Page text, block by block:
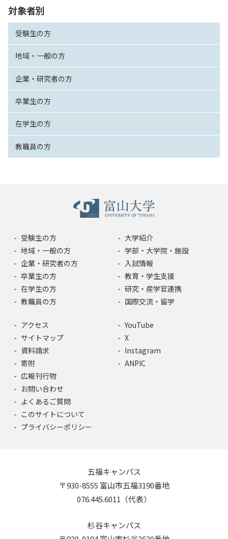
対象者別
受験生の方
地域・一般の方
企業・研究者の方
卒業生の方
在学生の方
教職員の方
受験生の方
地域・一般の方
企業・研究者の方
卒業生の方
在学生の方
教職員の方
大学紹介
学部・大学院・施設
入試情報
教育・学生支援
研究・産学官連携
国際交流・留学
アクセス
サイトマップ
資料請求
寄附
広報刊行物
お問い合わせ
よくあるご質問
このサイトについて
プライバシーポリシー
YouTube
X
Instagram
ANPIC
五福キャンパス
〒930-8555 富山市五福3190番地
076.445.6011（代表）
杉谷キャンパス